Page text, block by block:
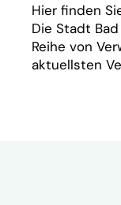
Hier finden
Die Stadt
Reihe von
aktuellsten